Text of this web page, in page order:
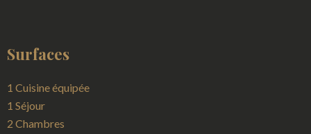
Surfaces
1 Cuisine équipée
1 Séjour
2 Chambres